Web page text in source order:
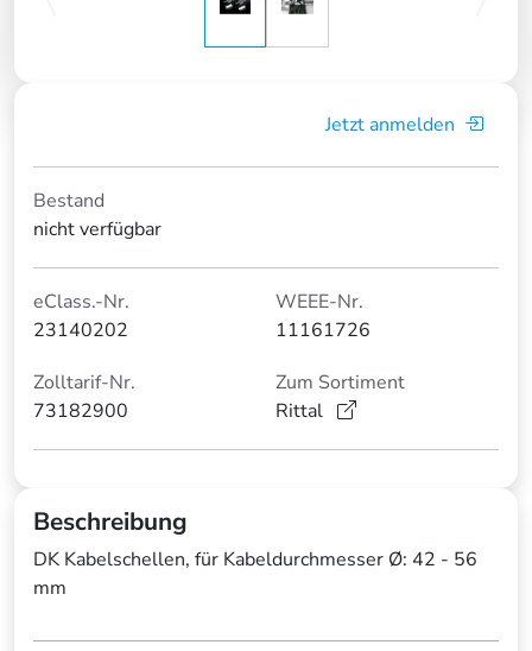
Jetzt anmelden
Bestand
nicht verfügbar
eClass.-Nr.
23140202
WEEE-Nr.
11161726
Zolltarif-Nr.
73182900
Zum Sortiment
Rittal
Beschreibung
DK Kabelschellen, für Kabeldurchmesser Ø: 42 - 56
mm